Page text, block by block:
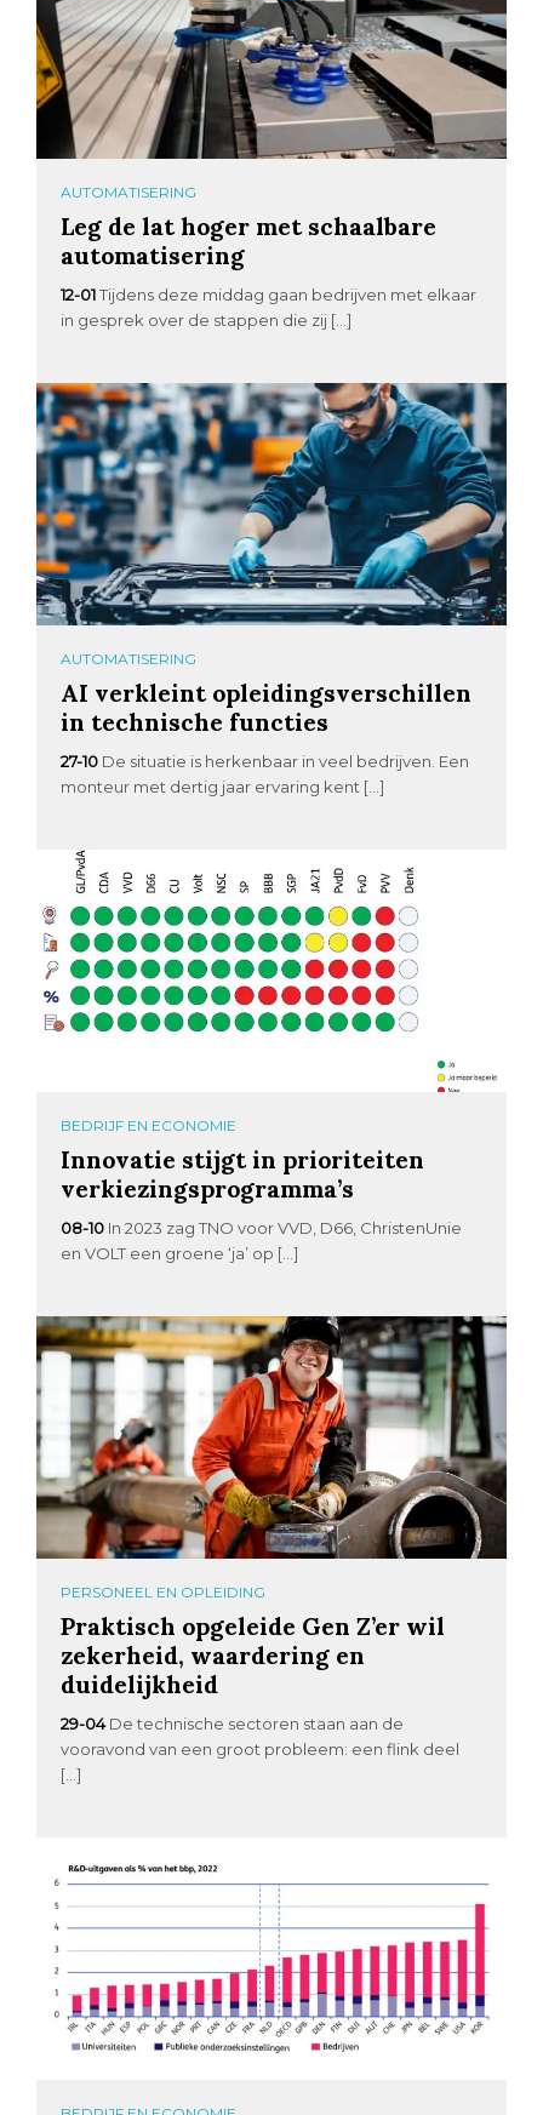
AUTOMATISERING
Leg de lat hoger met schaalbare
automatisering
12-01 Tijdens deze middag gaan bedrijven met elkaar
in gesprek over de stappen die zij […]
AUTOMATISERING
AI verkleint opleidingsverschillen
in technische functies
27-10 De situatie is herkenbaar in veel bedrijven. Een
monteur met dertig jaar ervaring kent […]
BEDRIJF EN ECONOMIE
Innovatie stijgt in prioriteiten
verkiezingsprogramma’s
08-10 In 2023 zag TNO voor VVD, D66, ChristenUnie
en VOLT een groene ‘ja’ op […]
PERSONEEL EN OPLEIDING
Praktisch opgeleide Gen Z’er wil
zekerheid, waardering en
duidelijkheid
29-04 De technische sectoren staan aan de
vooravond van een groot probleem: een flink deel
[…]